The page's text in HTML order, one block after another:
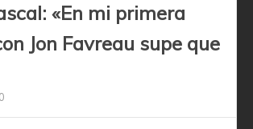
«En mi primera
Jon Favreau supe que